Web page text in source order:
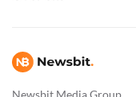
Newsbit Media Group